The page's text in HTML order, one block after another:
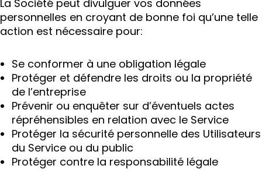
La Société peut divulguer vos données
personnelles en croyant de bonne foi qu’une telle
action est nécessaire pour:
Se conformer à une obligation légale
Protéger et défendre les droits ou la propriété
de l’entreprise
Prévenir ou enquêter sur d’éventuels actes
répréhensibles en relation avec le Service
Protéger la sécurité personnelle des Utilisateurs
du Service ou du public
Protéger contre la responsabilité légale